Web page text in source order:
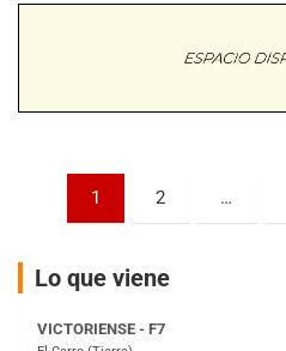
Paginación
entradas
1 2 …
Lo que viene
Ciudad de Trenque Lauquen (Asfalto)
Moto Club Reginense (Tierra)